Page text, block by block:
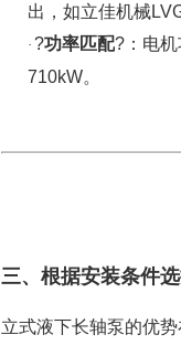
出，如立佳机械
· ?功率匹配?：电
710kW。
三、根据安装条件
立式液下长轴泵的优